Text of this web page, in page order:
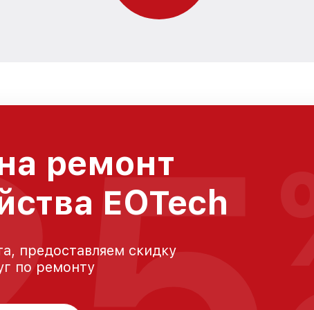
ремонт
EOTech
предоставляем скидку
по ремонту